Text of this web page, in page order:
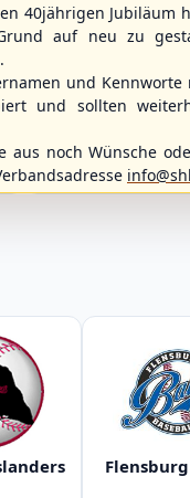
11:30 Uhr(€)
Championship B Pool
Spain
40jährigen Jubiläum
auf neu zu
und
und sollten
aus noch Wünsche